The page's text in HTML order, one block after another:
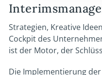
Strategien, Kreative
Cockpit des
ist der Motor, der
Die Implementierung